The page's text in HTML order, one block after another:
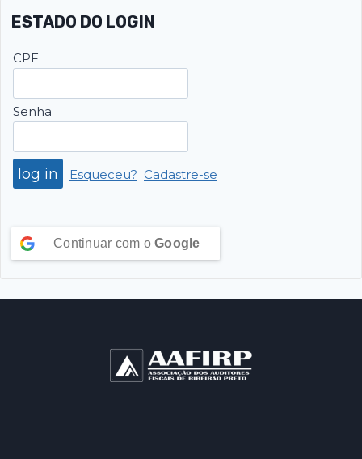
ESTADO DO LOGIN
CPF
Senha
Esqueceu? Cadastre-se
Continuar com o Google